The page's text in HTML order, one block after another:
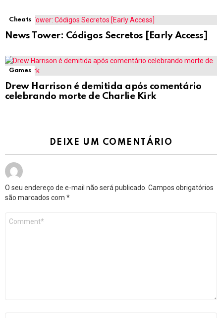
Cheats
News Tower: Códigos Secretos [Early Access]
Games
Drew Harrison é demitida após comentário
celebrando morte de Charlie Kirk
DEIXE UM COMENTÁRIO
O seu endereço de e-mail não será publicado. Campos obrigatórios
são marcados com *